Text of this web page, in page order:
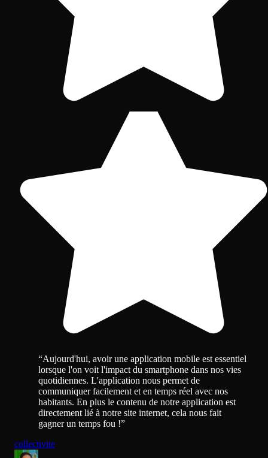
“Aujourd'hui, avoir une application mobile est essentiel
lorsque l'on voit l'impact du smartphone dans nos vies
quotidiennes. L'application nous permet de
communiquer facilement et en temps réel avec nos
habitants. En plus le contenu de notre application est
directement lié à notre site internet, cela nous fait
gagner un temps fou !”
collectivite